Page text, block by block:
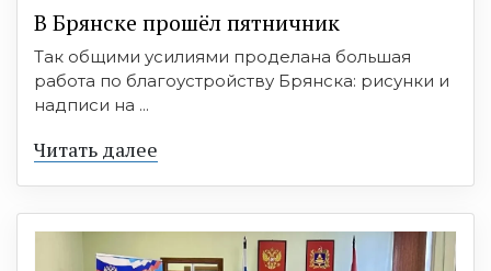
В Брянске прошёл пятничник
Так общими усилиями проделана большая
работа по благоустройству Брянска: рисунки и
надписи на ...
Читать далее